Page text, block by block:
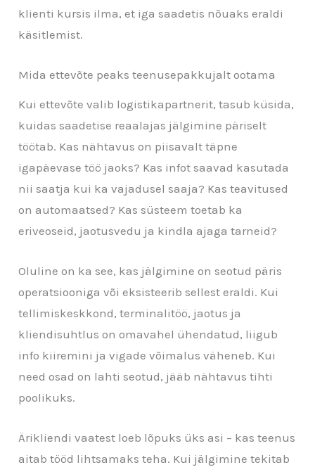
klienti kursis ilma, et iga saadetis nõuaks eraldi
käsitlemist.
Mida ettevõte peaks teenusepakkujalt ootama
Kui ettevõte valib logistikapartnerit, tasub küsida,
kuidas saadetise reaalajas jälgimine päriselt
töötab. Kas nähtavus on piisavalt täpne
igapäevase töö jaoks? Kas infot saavad kasutada
nii saatja kui ka vajadusel saaja? Kas teavitused
on automaatsed? Kas süsteem toetab ka
eriveoseid, jaotusvedu ja kindla ajaga tarneid?
Oluline on ka see, kas jälgimine on seotud päris
operatsiooniga või eksisteerib sellest eraldi. Kui
tellimiskeskkond, terminalitöö, jaotus ja
kliendisuhtlus on omavahel ühendatud, liigub
info kiiremini ja vigade võimalus väheneb. Kui
need osad on lahti seotud, jääb nähtavus tihti
poolikuks.
Ärikliendi vaatest loeb lõpuks üks asi – kas teenus
aitab tööd lihtsamaks teha. Kui jälgimine tekitab